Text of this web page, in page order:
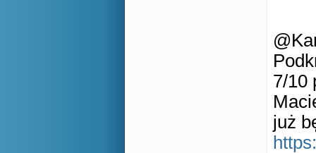
7/10
już